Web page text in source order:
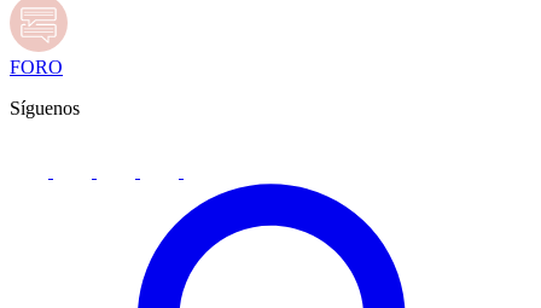
FORO
Síguenos